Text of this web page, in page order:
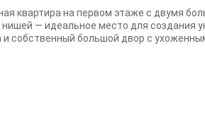
квартира на первом этаже с двумя
— идеальное место для создания
собственный большой двор с